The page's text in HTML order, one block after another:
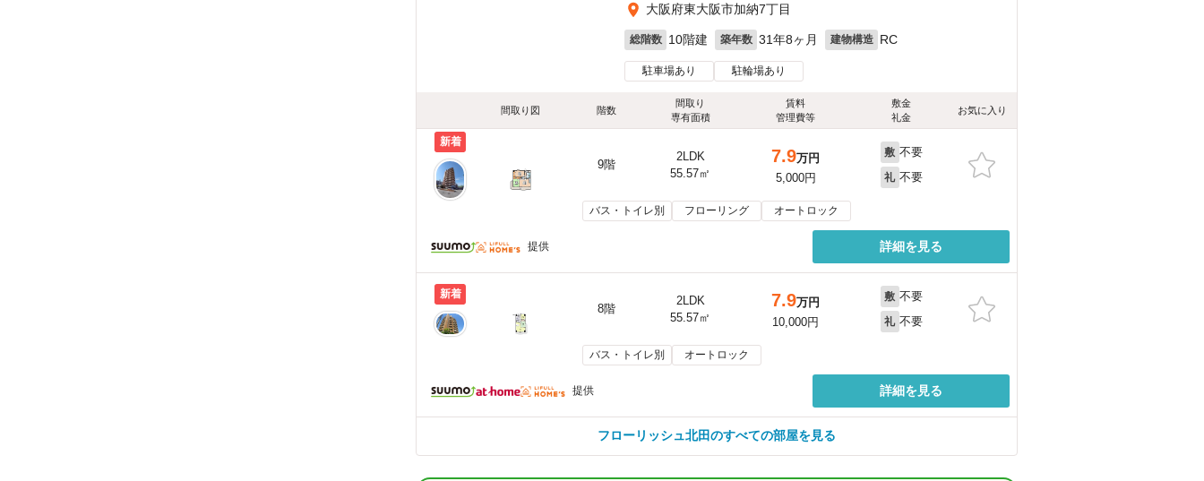
大阪府東大阪市加納7丁目
総階数 10階建 築年数 31年8ヶ月 建物構造 RC
駐車場あり 駐輪場あり
間取り図 階数
間取り
専有面積
賃料
管理費等
敷金
礼金
お気に入り
新着
9階
2LDK
55.57㎡
7.9万円
5,000円
敷 不要
礼 不要
バス・トイレ別 フローリング オートロック
提供 詳細を見る
新着
8階
2LDK
55.57㎡
7.9万円
10,000円
敷 不要
礼 不要
バス・トイレ別 オートロック
提供 詳細を見る
フローリッシュ北田のすべての部屋を見る